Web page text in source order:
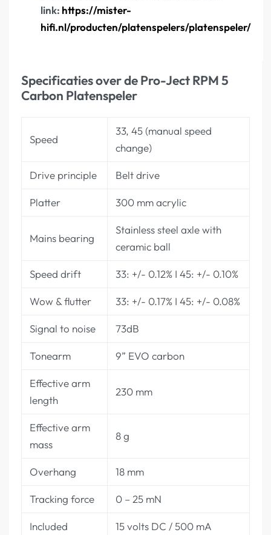
link: https://mister-
hifi.nl/producten/platenspelers/platenspeler/
Specificaties over de Pro-Ject RPM 5
Carbon Platenspeler
Speed
33, 45 (manual speed
change)
Drive principle Belt drive
Platter 300 mm acrylic
Mains bearing
Stainless steel axle with
ceramic ball
Speed drift 33: +/- 0.12% I 45: +/- 0.10%
Wow & flutter 33: +/- 0.17% I 45: +/- 0.08%
Signal to noise 73dB
Tonearm 9” EVO carbon
Effective arm
length
230 mm
Effective arm
mass
8 g
Overhang 18 mm
Tracking force 0 – 25 mN
Included 15 volts DC / 500 mA